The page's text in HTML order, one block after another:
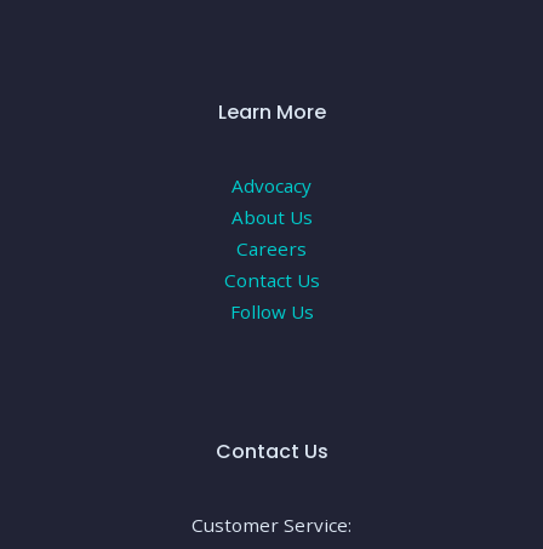
Learn More
Advocacy
About Us
Careers
Contact Us
Follow Us
Contact Us
Customer Service: